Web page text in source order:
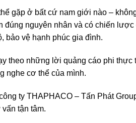
gặp ở bất cứ nam giới nào –
đúng nguyên nhân và có chiến
bảo vệ hạnh phúc gia đình.
theo những lời quảng cáo phi
nghe cơ thể của mình.
ty THAPHACO – Tấn Phát
tận tâm.